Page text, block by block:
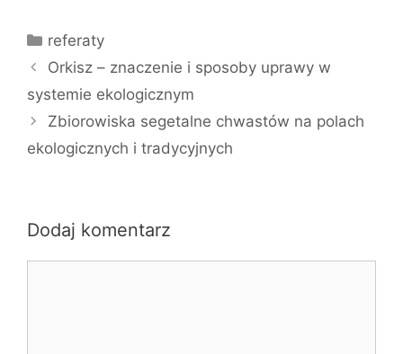
Kategorie
referaty
Orkisz – znaczenie i sposoby uprawy w
systemie ekologicznym
Zbiorowiska segetalne chwastów na polach
ekologicznych i tradycyjnych
Dodaj komentarz